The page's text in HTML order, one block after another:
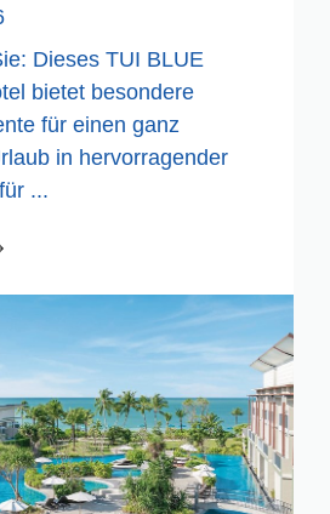
Dieses TUI BLUE
bietet besondere
für einen ganz
in hervorragender
...